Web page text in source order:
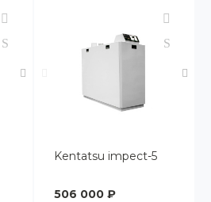
Kentatsu impect-5
506 000 ₽